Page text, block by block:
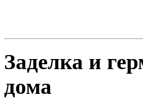
Заделка и
дома